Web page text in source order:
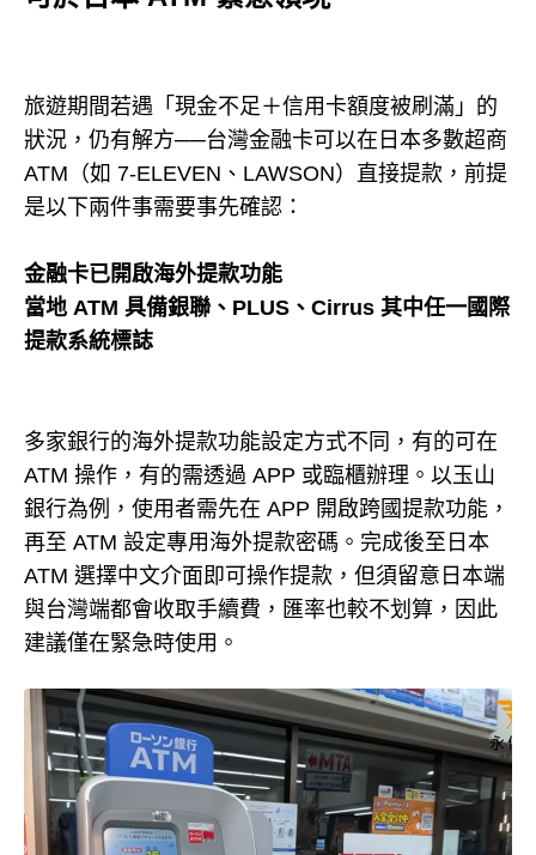
旅遊期間若遇「現金不足＋信用卡額度被刷滿」的
狀況，仍有解方──台灣金融卡可以在日本多數超商
ATM（如 7-ELEVEN、LAWSON）直接提款，前提
是以下兩件事需要事先確認：
金融卡已開啟海外提款功能
當地 ATM 具備銀聯、PLUS、Cirrus 其中任一國際
提款系統標誌
多家銀行的海外提款功能設定方式不同，有的可在
ATM 操作，有的需透過 APP 或臨櫃辦理。以玉山
銀行為例，使用者需先在 APP 開啟跨國提款功能，
再至 ATM 設定專用海外提款密碼。完成後至日本
ATM 選擇中文介面即可操作提款，但須留意日本端
與台灣端都會收取手續費，匯率也較不划算，因此
建議僅在緊急時使用。